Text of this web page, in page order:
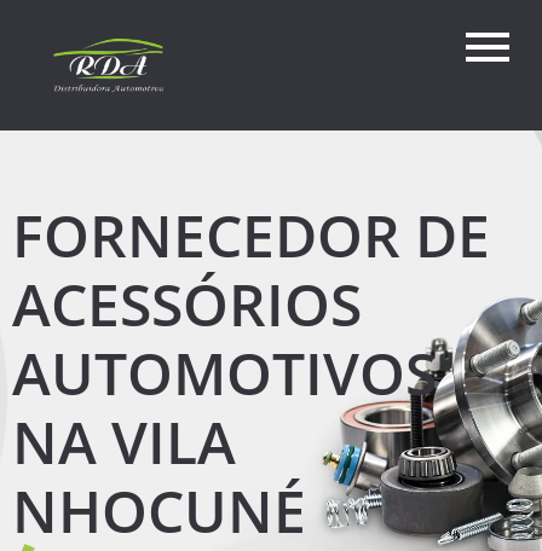
FORNECEDOR DE
ACESSÓRIOS
AUTOMOTIVOS
NA VILA
NHOCUNÉ